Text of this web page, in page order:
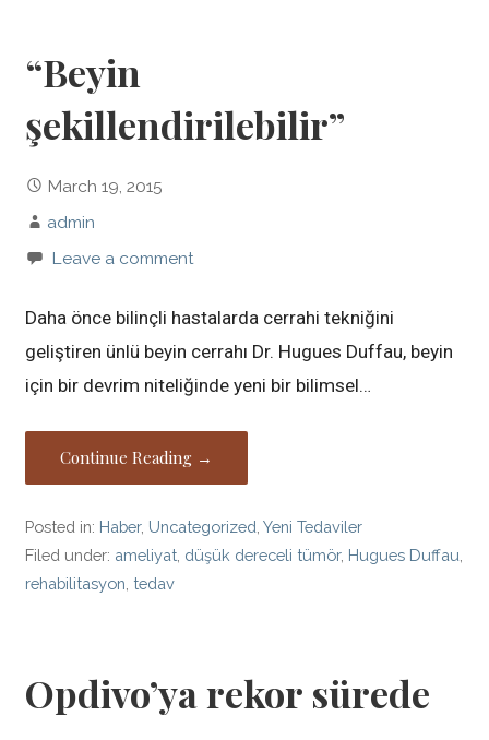
“Beyin
şekillendirilebilir”
March 19, 2015
admin
Leave a comment
Daha önce bilinçli hastalarda cerrahi tekniğini
geliştiren ünlü beyin cerrahı Dr. Hugues Duffau, beyin
için bir devrim niteliğinde yeni bir bilimsel…
Continue Reading →
Posted in: Haber, Uncategorized ,Yeni Tedaviler
Filed under: ameliyat düşük dereceli tümör, Hugues Duffau
rehabilitasyon ,tedav
Opdivo’ya rekor sürede